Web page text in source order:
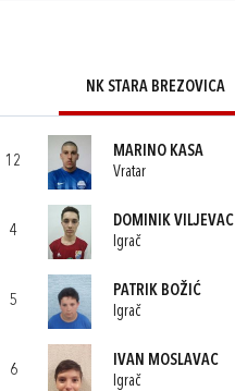
NK STARA BREZOVICA
12
MARINO KASA
Vratar
4
DOMINIK VILJEVAC
Igrač
5
PATRIK BOŽIĆ
Igrač
6
IVAN MOSLAVAC
Igrač